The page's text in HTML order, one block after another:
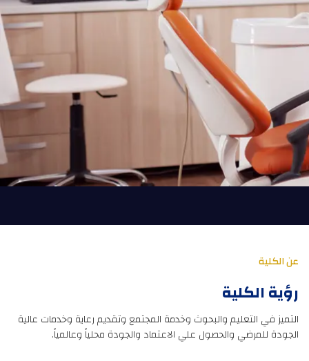
عن الكلية
رؤية الكلية
التميز في التعليم والبحوث وخدمة المجتمع وتقديم رعاية وخدمات عالية
الجودة للمرضي والحصول علي الاعتماد والجودة محلياً وعالمياً.